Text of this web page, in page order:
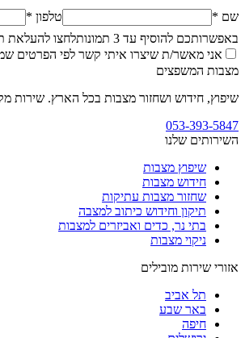
שם * טלפון *
באפשרותכם להוסיף עד 3 תמונותלחצו להעלאת
אני מאשר/ת שיצרו איתי קשר לפי הפרטים
מצבות המשפצים
שיפוץ, חידוש ושחזור מצבות בכל הארץ. שירות
053-393-5847
השירותים שלנו
שיפוץ מצבות
חידוש מצבות
שחזור מצבות עתיקות
תיקון וחידוש כיתוב למצבה
בתי נר, כדים ואביזרים למצבות
ניקוי מצבות
אזורי שירות מובילים
תל אביב
באר שבע
חיפה